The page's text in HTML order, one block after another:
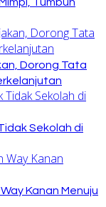
Dorong Tata
Sekolah di
Kanan Menuju